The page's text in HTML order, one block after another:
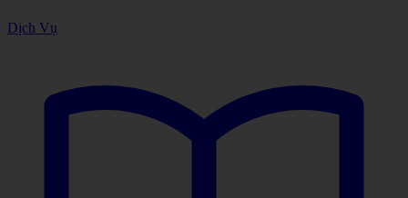
Dịch Vụ